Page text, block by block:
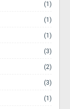
(1)
(1)
(1)
(3)
(2)
(3)
(1)